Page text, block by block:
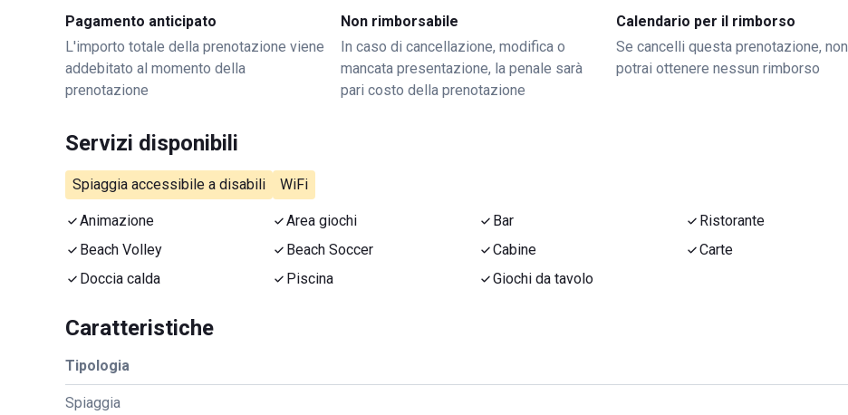
Pagamento anticipato
L'importo totale della prenotazione viene
addebitato al momento della
prenotazione
Non rimborsabile
In caso di cancellazione, modifica o
mancata presentazione, la penale sarà
pari costo della prenotazione
Calendario per il rimborso
Se cancelli questa prenotazione, non
potrai ottenere nessun rimborso
Servizi disponibili
Spiaggia accessibile a disabili WiFi
Animazione Area giochi Bar
Ristorante
Beach Volley
Beach Soccer Cabine
Carte
Doccia calda
Piscina Giochi da tavolo
Caratteristiche
Tipologia
Spiaggia